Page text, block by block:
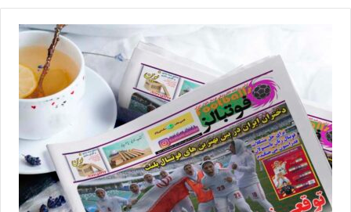
تا شمار امتیازات صنایع نوا آمل بعد از پایان 11 هفته، روی عدد یک باقی
ماند و همین مسئله باعث شد تا سقوط آن‌ها به لیگ برتر، در فاصله 3
هفته مانده به پایانسوپرلیگ رسمیت پیدا کند.
نتایج هفته یازدهم سوپرلیگ فوتسال زنان
پنجشنبه بیست‌ویکم دی‌ماه
پالایش‌نفت آبادان 1-0 رایزکو صفادشت
شاهین نطنز 3-1 مهرعظام تهران